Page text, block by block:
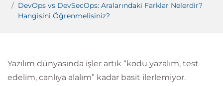
DevOps vs DevSecOps: Aralarındaki Farklar Nelerdir?
Hangisini Öğrenmelisiniz?
Yazılım dünyasında işler artık “kodu yazalım, test
edelim, canlıya alalım” kadar basit ilerlemiyor.